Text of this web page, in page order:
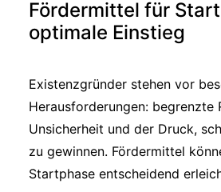
Fördermittel für
optimale Einstieg
Existenzgründer stehen vor
Herausforderungen: begrenzte
Unsicherheit und der Druck,
zu gewinnen. Fördermittel
Startphase entscheidend